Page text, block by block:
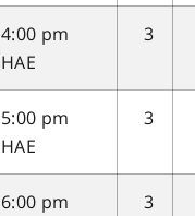
4:00 pm
HAE
3
5:00 pm
HAE
3
6:00 pm
3